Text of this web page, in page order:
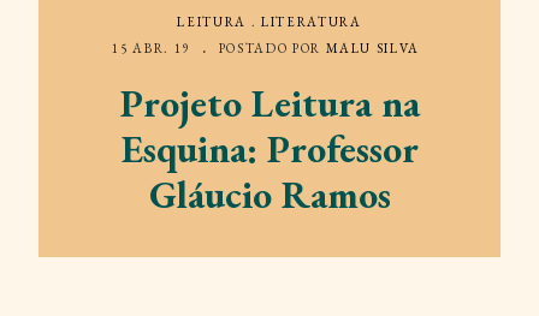
LEITURA . LITERATURA
15 ABR. 19
POSTADO POR MALU SILVA
Projeto Leitura na
Esquina: Professor
Gláucio Ramos